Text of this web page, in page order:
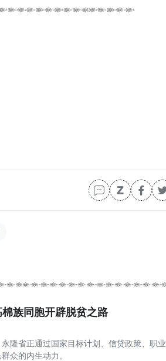
族同胞开辟脱贫之路
隆省正通过国家目标计划、信贷政策、职业
众的内生动力。